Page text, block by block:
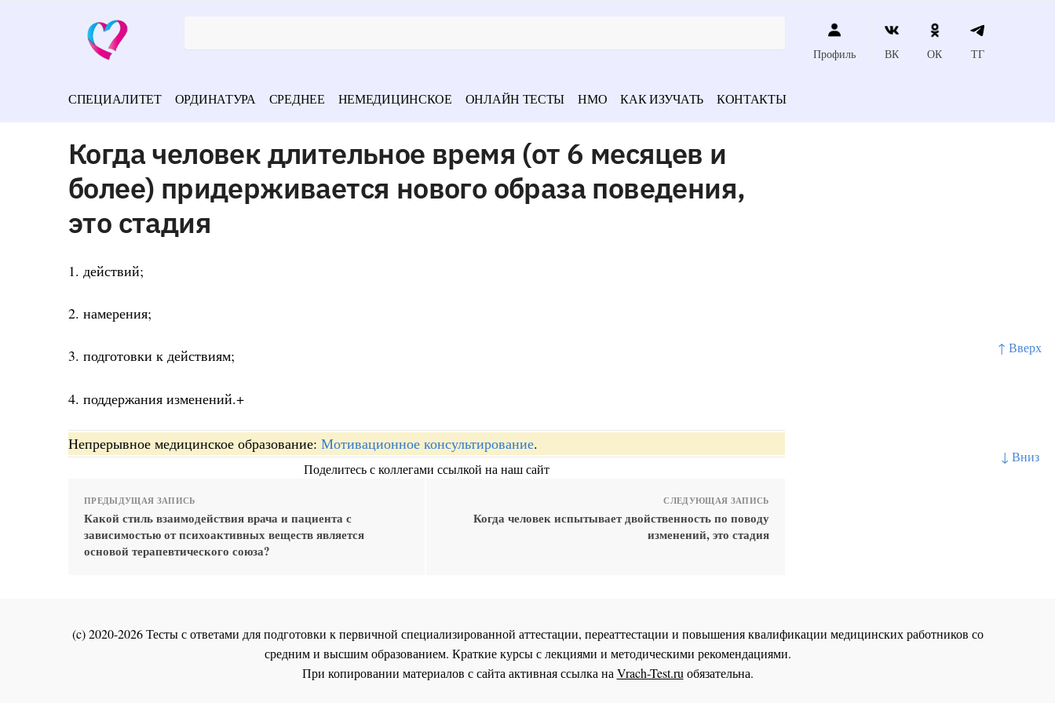
↑ Вверх
↓ Вниз
Профиль ВК ОК ТГ
СПЕЦИАЛИТЕТ ОРДИНАТУРА СРЕДНЕЕ НЕМЕДИЦИНСКОЕ ОНЛАЙН ТЕСТЫ НМО КАК ИЗУЧАТЬ КОНТАКТЫ
Когда человек длительное время (от 6 месяцев и
более) придерживается нового образа поведения,
это стадия
1. действий;
2. намерения;
3. подготовки к действиям;
4. поддержания изменений.+
Непрерывное медицинское образование: Мотивационное консультирование.
Поделитесь с коллегами ссылкой на наш сайт
ПРЕДЫДУЩАЯ ЗАПИСЬ
Какой стиль взаимодействия врача и пациента с
зависимостью от психоактивных веществ является
основой терапевтического союза?
СЛЕДУЮЩАЯ ЗАПИСЬ
Когда человек испытывает двойственность по поводу
изменений, это стадия
(c) 2020-2026 Тесты с ответами для подготовки к первичной специализированной аттестации, переаттестации и повышения квалификации медицинских работников со
средним и высшим образованием. Краткие курсы с лекциями и методическими рекомендациями.
При копировании материалов с сайта активная ссылка наVrach-Test.ruобязательна.